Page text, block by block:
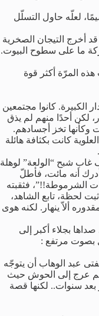
لعلّه حاول التسلّل
أخرج التيجان الصخرية
ما على سطوح البيوت.
المرّة أكثر قوة
الكبيرة. كانوا مجتمعين
لكن أحدًا منهم لم يذق
وكأنها تخز أجسادهم.
كانت بكثافة هائلة
غاب شبح “الولعة” لوهلة
أنه مائت، فأطلّ
الشرموطة!!”، فثقبته
لحظة، تابع الشاهد،
ألاّ ينهار. لكنه هوى
بجلاء أكبر إلى
بصوت مرتفع :
عبد الوهاب أن يتوجّه
ثم عرج إلى الحوش حيث
بعد سنوات.. لكنها قصة